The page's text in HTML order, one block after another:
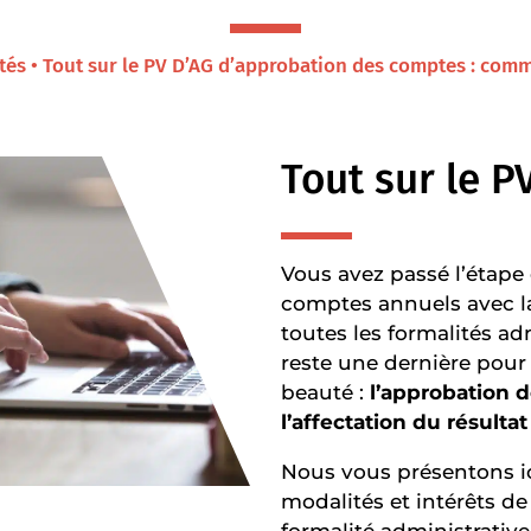
• Tout sur le PV D’AG d’approbation des comptes :
Tout sur le
Vous avez passé
comptes annuels avec
toutes les formalités
reste une dernière
beauté : l’approbation
l’affectation du résultat
Nous vous présentons
modalités et intérêts